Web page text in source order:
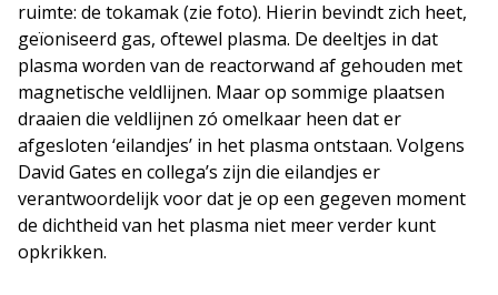
ruimte: de tokamak (zie foto). Hierin bevindt zich heet,
geïoniseerd gas, oftewel plasma. De deeltjes in dat
plasma worden van de reactorwand af gehouden met
magnetische veldlijnen. Maar op sommige plaatsen
draaien die veldlijnen zó omelkaar heen dat er
afgesloten ‘eilandjes’ in het plasma ontstaan. Volgens
David Gates en collega’s zijn die eilandjes er
verantwoordelijk voor dat je op een gegeven moment
de dichtheid van het plasma niet meer verder kunt
opkrikken.